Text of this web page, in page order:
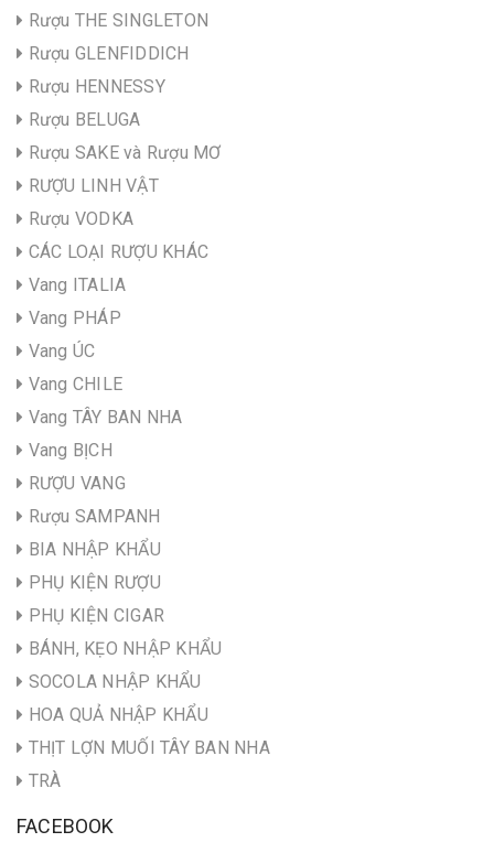
Rượu THE SINGLETON
Rượu GLENFIDDICH
Rượu HENNESSY
Rượu BELUGA
Rượu SAKE và Rượu MƠ
RƯỢU LINH VẬT
Rượu VODKA
CÁC LOẠI RƯỢU KHÁC
Vang ITALIA
Vang PHÁP
Vang ÚC
Vang CHILE
Vang TÂY BAN NHA
Vang BỊCH
RƯỢU VANG
Rượu SAMPANH
BIA NHẬP KHẨU
PHỤ KIỆN RƯỢU
PHỤ KIỆN CIGAR
BÁNH, KẸO NHẬP KHẨU
SOCOLA NHẬP KHẨU
HOA QUẢ NHẬP KHẨU
THỊT LỢN MUỐI TÂY BAN NHA
TRÀ
FACEBOOK